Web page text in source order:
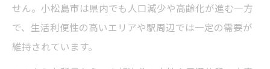
せん。小松島市は県内でも人口減少や高齢化が進む一方
で、生活利便性の高いエリアや駅周辺では一定の需要が
維持されています。